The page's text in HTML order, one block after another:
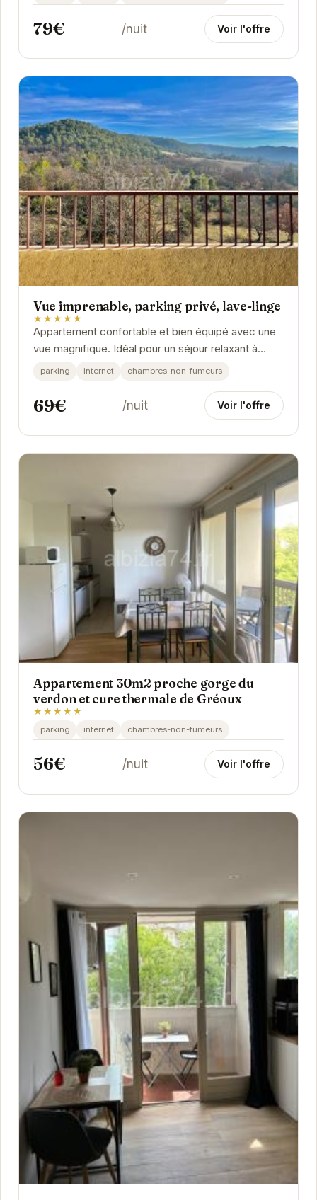
79€ /nuit Voir l'offre
Vue imprenable, parking privé, lave-linge
★★★★★
Appartement confortable et bien équipé avec une
vue magnifique. Idéal pour un séjour relaxant à
Gréoux-les-Bains.
parking internet chambres-non-fumeurs
69€ /nuit Voir l'offre
Appartement 30m2 proche gorge du
verdon et cure thermale de Gréoux
★★★★★
parking internet chambres-non-fumeurs
56€ /nuit Voir l'offre